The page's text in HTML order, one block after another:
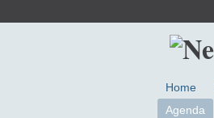
Home
Agenda